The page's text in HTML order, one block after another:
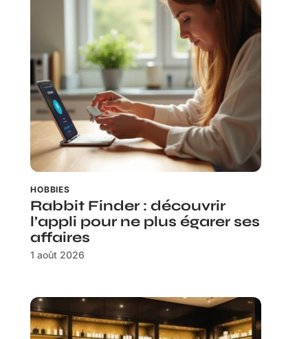
HOBBIES
Rabbit Finder : découvrir
l’appli pour ne plus égarer ses
affaires
1 août 2026